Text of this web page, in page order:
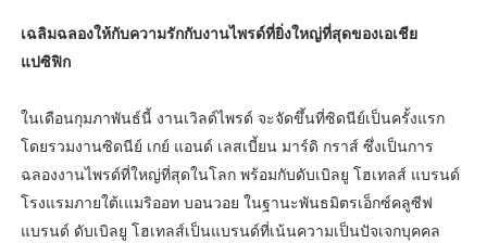
เฉลิมฉลองให้กับความรักกับงานไพรด์ที่ยิ่งใหญ่ที่สุดของเอเชีย
แปซิฟิก
ในเดือนกุมภาพันธ์นี้ งานเวิลด์ไพรด์ จะจัดขึ้นที่ซิดนีย์เป็นครั้งแรก
โดยรวมงานซิดนีย์ เกย์ แอนด์ เลสเบี้ยน มาร์ดิ กราส์ ซึ่งเป็นการ
ฉลองงานไพรด์ที่ใหญ่ที่สุดในโลก พร้อมกับดับเบิลยู โฮเทลส์ แบรนด์
โรงแรมภายใต้เแมริออท บอนวอย ในฐานะพันธมิตรเอ็กซ์คลูซีฟ
แบรนด์ ดับเบิลยู โฮเทลส์เป็นแบรนด์ที่เน้นความเป็นปัจเจกบุคคล